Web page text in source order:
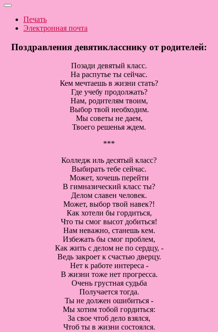
Печать
Электронная почта
Поздравления девятикласснику от родителей:
Позади девятый класс.
На распутье ты сейчас.
Кем мечтаешь в жизни стать?
Где учебу продолжать?
Нам, родителям твоим,
Выбор твой необходим.
Мы советы не даем,
Твоего решенья ждем.
***
Колледж иль десятый класс?
Выбирать тебе сейчас.
Может, хочешь перейти
В гимназический класс ты?
Делом славен человек.
Может, выбор твой навек?!
Как хотели бы гордиться,
Что ты смог высот добиться!
Нам неважно, станешь кем.
Избежать бы смог проблем,
Как жить с делом не по сердцу, -
Ведь закроет к счастью дверцу.
Нет к работе интереса -
В жизни тоже нет прогресса.
Очень грустная судьба
Получается тогда.
Ты не должен ошибиться -
Мы хотим тобой гордиться:
За свое чтоб дело взялся,
Чтоб ты в жизни состоялся.